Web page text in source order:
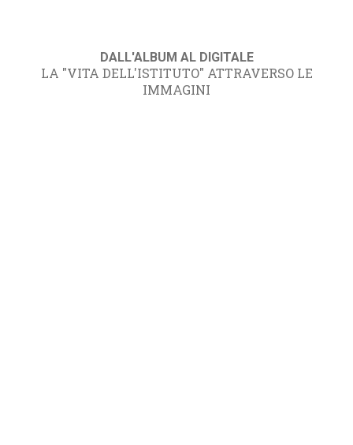
DALL'ALBUM AL DIGITALE
LA "VITA DELL'ISTITUTO" ATTRAVERSO LE
IMMAGINI